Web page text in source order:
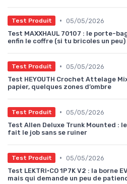
Test Produit • 05/05/2026
Test MAXXHAUL 70107 : le porte-
enfin le coffre (si tu bricoles un peu)
Test Produit • 05/05/2026
Test HEYOUTH Crochet Attelage
papier, quelques zones d’ombre
Test Produit • 05/05/2026
Test Allen Deluxe Trunk Mounted :
fait le job sans se ruiner
Test Produit • 05/05/2026
Test LEKTRI·CO 1P7K V2 : la borne
mais qui demande un peu de